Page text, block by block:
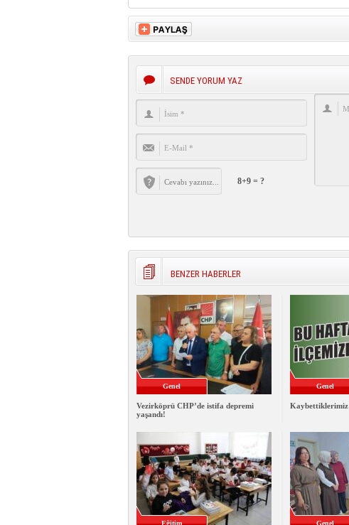
SENDE YORUM YAZ
8+9 = ?
BENZER HABERLER
Genel
Vezirköprü CHP’de istifa depremi
yaşandı!
Genel
Kaybettiklerimiz
Eğitim Genel